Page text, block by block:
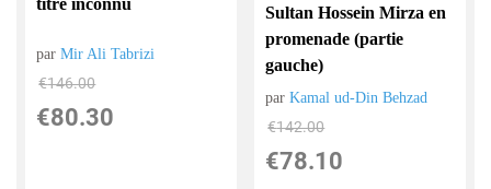
titre inconnu
parMir Ali Tabrizi
€146.00
€80.30
Sultan Hossein Mirza en
promenade (partie
gauche)
parKamal ud-Din Behzad
€142.00
€78.10